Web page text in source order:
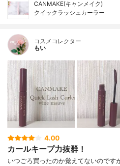
CANMAKE(キャンメイク)
クイックラッシュカーラー
コスメコレクター
もい
4.00
カールキープ力抜群！
いつごろ買ったのか覚えてないのです